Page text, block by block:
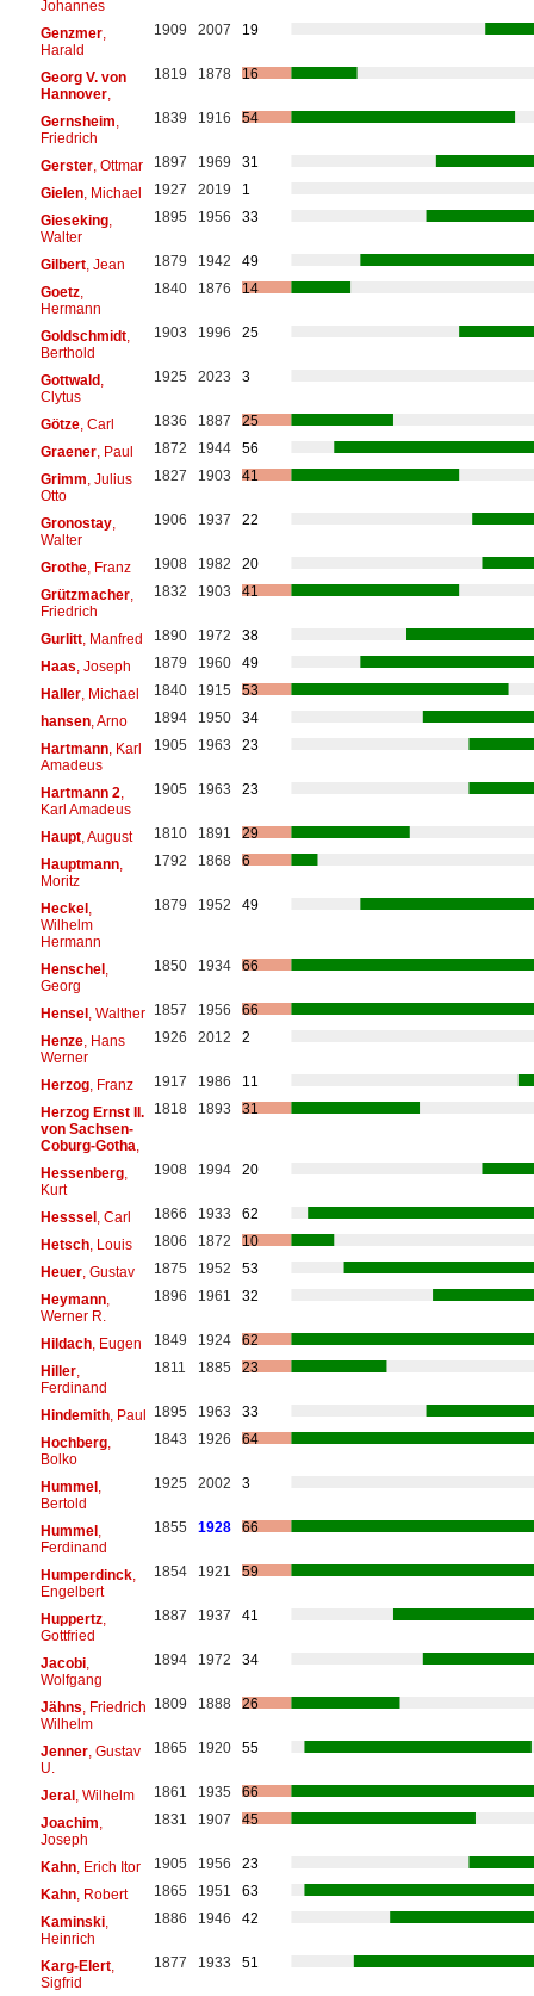
Johannes
Genzmer,
Harald
1909 2007 19
Georg V. von
Hannover,
1819 1878 16
Gernsheim
Friedrich
1839 1916 54
Gerster, Ottmar 1897 1969
31
Gielen, Michael 1927 2019
1
Gieseking,
Walter
1895 1956 33
Gilbert, Jean 1879 1942
49
Goetz,
Hermann
1840 1876 14
Goldschmidt,
Berthold
1903 1996 25
Gottwald,
Clytus
1925 2023 3
Götze, Carl 1836 1887
25
Graener, Paul 1872 1944
56
Grimm , Julius
Otto
1827 1903 41
Gronostay,
Walter
1906 1937 22
Grothe, Franz 1908 1982
20
Grützmacher,
Friedrich
1832 1903 41
Gurlitt, Manfred 1890 1972
38
Haas , Joseph 1879 1960
49
Haller, Michael 1840 1915
53
hansen, Arno 1894 1950
34
Hartmann, Karl
Amadeus
1905 1963 23
Hartmann 2
Karl Amadeus
1905 1963 23
Haupt, August 1810 1891
29
Hauptmann,
Moritz
1792 1868 6
Heckel,
Wilhelm
Hermann
1879 1952 49
Henschel,
Georg
1850 1934 66
Hensel, Walther 1857 1956
66
Henze, Hans
Werner
1926 2012 2
Herzog, Franz 1917 1986
11
Herzog Ernst II.
von Sachsen-
Coburg-Gotha
1818 1893 31
Hessenberg,
Kurt
1908 1994 20
Hesssel, Carl 1866 1933
62
Hetsch, Louis 1806 1872
10
Heuer, Gustav 1875 1952
53
Heymann,
Werner R.
1896 1961 32
Hildach, Eugen 1849 1924
62
Hiller,
Ferdinand
1811 1885 23
Hindemith, Paul 1895 1963
33
Hochberg,
Bolko
1843 1926 64
Hummel,
Bertold
1925 2002 3
Hummel,
Ferdinand
1855 1928 66
Humperdinck,
Engelbert
1854 1921 59
Huppertz,
Gottfried
1887 1937 41
Jacobi,
Wolfgang
1894 1972 34
Jähns , Friedrich
Wilhelm
1809 1888 26
Jenner, Gustav
U.
1865 1920 55
Jeral, Wilhelm 1861 1935
66
Joachim
Joseph
1831 1907 45
Kahn, Erich Itor 1905 1956
23
Kahn, Robert 1865 1951
63
Kaminski,
Heinrich
1886 1946 42
Karg-Elert,
Sigfrid
1877 1933 51